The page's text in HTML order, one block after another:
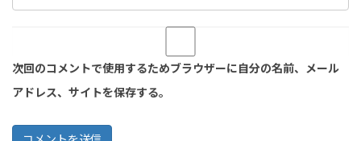
次回のコメントで使用するためブラウザーに自分の名前、メール
アドレス、サイトを保存する。